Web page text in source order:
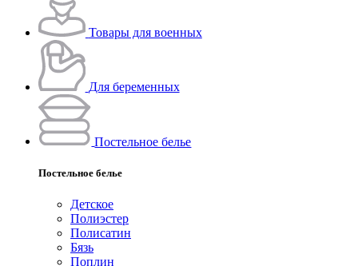
Товары для военных
Для беременных
Постельное белье
Постельное белье
Детское
Полиэстeр
Полисатин
Бязь
Поплин